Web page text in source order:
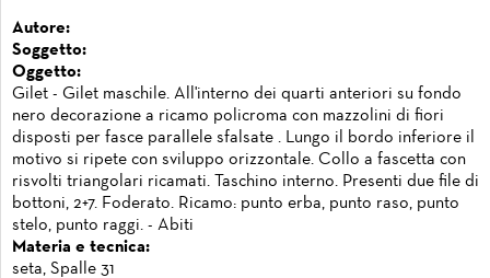
Autore:
Soggetto:
Oggetto:
Gilet - Gilet maschile. All'interno dei quarti anteriori su fondo
nero decorazione a ricamo policroma con mazzolini di fiori
disposti per fasce parallele sfalsate . Lungo il bordo inferiore il
motivo si ripete con sviluppo orizzontale. Collo a fascetta con
risvolti triangolari ricamati. Taschino interno. Presenti due file di
bottoni, 2+7. Foderato. Ricamo: punto erba, punto raso, punto
stelo, punto raggi. - Abiti
Materia e tecnica:
seta, Spalle 31